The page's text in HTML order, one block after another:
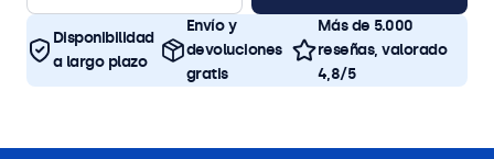
Disponibilidad
a largo plazo
Envío y
devoluciones
gratis
Más de 5.000
reseñas, valorado
4,8/5